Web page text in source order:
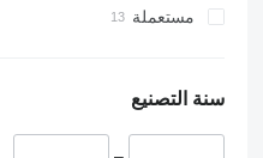
مستعملة
سنة التصنيع